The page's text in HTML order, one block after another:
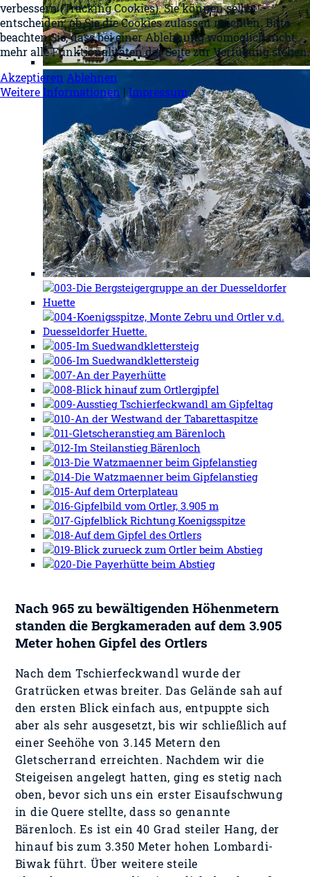
Nach 965 zu bewältigenden Höhenmetern
standen die Bergkameraden auf dem 3.905
Meter hohen Gipfel des Ortlers
Nach dem Tschierfeckwandl wurde der
Gratrücken etwas breiter. Das Gelände sah auf
den ersten Blick einfach aus, entpuppte sich
aber als sehr ausgesetzt, bis wir schließlich auf
einer Seehöhe von 3.145 Metern den
Gletscherrand erreichten. Nachdem wir die
Steigeisen angelegt hatten, ging es stetig nach
oben, bevor sich uns ein erster Eisaufschwung
in die Quere stellte, dass so genannte
Bärenloch. Es ist ein 40 Grad steiler Hang, der
hinauf bis zum 3.350 Meter hohen Lombardi-
Biwak führt. Über weitere steile
verbessern (Tracking Cookies). Sie können selbst
entscheiden, ob Sie die Cookies zulassen möchten. Bitte
beachten Sie, dass bei einer Ablehnung womöglich nicht
mehr alle Funktionalitäten der Seite zur Verfügung stehen.
Akzeptieren Ablehnen
Weitere Informationen | Impressum